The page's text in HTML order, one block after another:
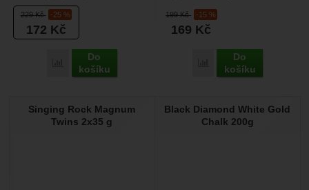
229Kč -25 %
172 Kč
Porovnat
Do
košíku
kulička určená do maglajz
pytlíku pro namágování...
199Kč -15 %
169 Kč
Porovnat
Do
košíku
nebo jiných...
Singing Rock Magnum
Twins 2x35 g
Black Diamond White Gold
Chalk 200g